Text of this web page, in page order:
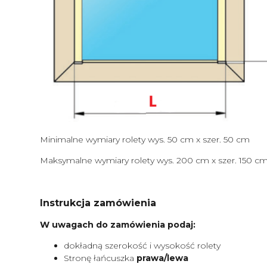
Minimalne wymiary rolety wys. 50 cm x szer. 50 cm
Maksymalne wymiary rolety wys. 200 cm x szer. 150
Instrukcja zamówienia
W uwagach do zamówienia podaj:
dokładną szerokość i wysokość rolety
Stronę łańcuszka prawa/lewa